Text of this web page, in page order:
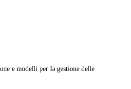
e modelli per la gestione delle